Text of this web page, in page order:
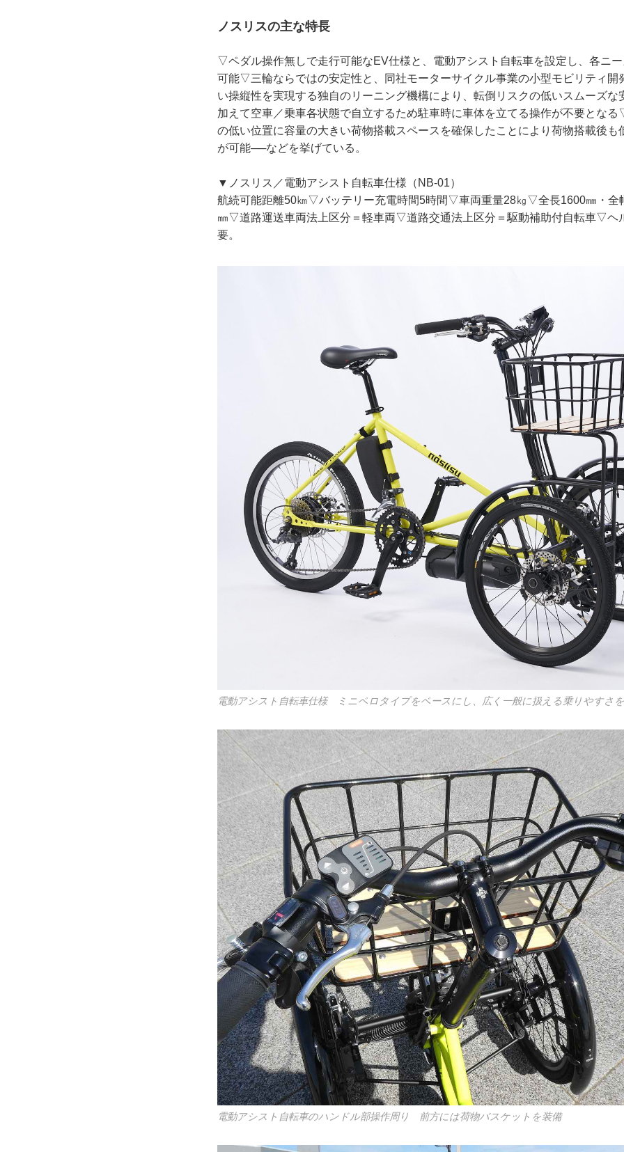
ノスリスの主な特長
▽ペダル操作無しで走行可能なEV仕様と、電動アシスト自転車を設定し、各ニ
可能▽三輪ならではの安定性と、同社モーターサイクル事業の小型モビリティ開
い操縦性を実現する独自のリーニング機構により、転倒リスクの低いスムーズな
加えて空車／乗車各状態で自立するため駐車時に車体を立てる操作が不要とな
の低い位置に容量の大きい荷物搭載スペースを確保したことにより荷物搭載後も
が可能──などを挙げている。
▼ノスリス／電動アシスト自転車仕様（NB-01）
航続可能距離50㎞▽バッテリー充電時間5時間▽車両重量28㎏▽全長1600㎜・全
㎜▽道路運送車両法上区分＝軽車両▽道路交通法上区分＝駆動補助付自転車▽ヘ
要。
電動アシスト自転車仕様 ミニベロタイプをベースにし、広く一般に扱える乗りやす
電動アシスト自転車のハンドル部操作周り 前方には荷物バスケットを装備